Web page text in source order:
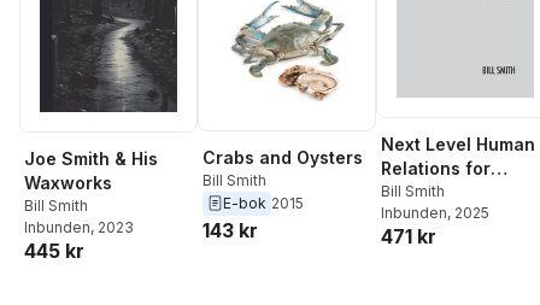
Joe Smith & His
Waxworks
Bill Smith
Inbunden, 2023
445 kr
Crabs and Oysters
Bill Smith
E-bok 2015
143 kr
Next Level Human
Relations for
Smaller
Manufacturers
Bill Smith
Inbunden, 2025
471 kr